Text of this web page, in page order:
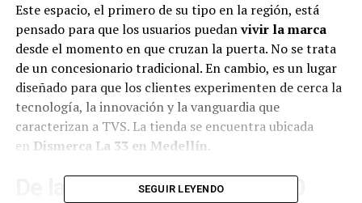
Este espacio, el primero de su tipo en la región, está
pensado para que los usuarios puedanvivir la marca
desde el momento en que cruzan la puerta. No se trata
de un concesionario tradicional. En cambio, es un lugar
diseñado para que los clientes experimenten de cerca la
tecnología, la innovación y la vanguardia que
caracterizan a TVS. La tienda se encuentra ubicada
en Dismerca La 33 en Medellín.
De la Sport 100 a la RTR 310
SEGUIR LEYENDO